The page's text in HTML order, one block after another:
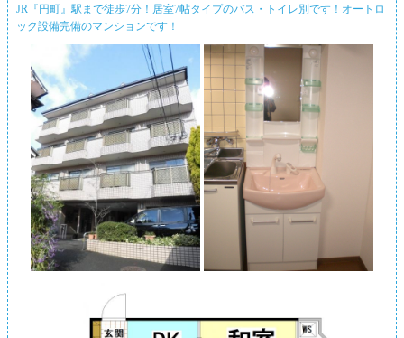
JR『円町』駅まで徒歩7分！居室7帖タイプのバス・トイレ別です！オートロ
ック設備完備のマンションです！